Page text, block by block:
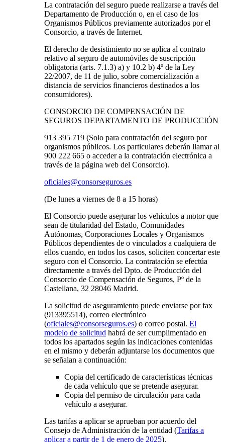
La contratación del seguro puede realizarse a través del
Departamento de Producción o, en el caso de los
Organismos Públicos previamente autorizados por el
Consorcio, a través de Internet.
El derecho de desistimiento no se aplica al contrato
relativo al seguro de automóviles de suscripción
obligatoria (arts. 7.1.3) a) y 10.2 b) 4º de la Ley
22/2007, de 11 de julio, sobre comercialización a
distancia de servicios financieros destinados a los
consumidores).
CONSORCIO DE COMPENSACIÓN DE
SEGUROS DEPARTAMENTO DE PRODUCCIÓN
913 395 719 (Solo para contratación del seguro por
organismos públicos. Los particulares deberán llamar al
900 222 665 o acceder a la contratación electrónica a
través de la página web del Consorcio).
oficiales@consorseguros.es
(De lunes a viernes de 8 a 15 horas)
El Consorcio puede asegurar los vehículos a motor que
sean de titularidad del Estado, Comunidades
Autónomas, Corporaciones Locales y Organismos
Públicos dependientes de o vinculados a cualquiera de
ellos cuando, en todos los casos, soliciten concertar este
seguro con el Consorcio. La contratación se efectúa
directamente a través del Dpto. de Producción del
Consorcio de Compensación de Seguros, Pº de la
Castellana, 32 28046 Madrid.
La solicitud de aseguramiento puede enviarse por fax
(913395514), correo electrónico
(oficiales@consorseguros.es) o correo postal. El
modelo de solicitud habrá de ser cumplimentado en
todos los apartados según las indicaciones contenidas
en el mismo y deberán adjuntarse los documentos que
se señalan a continuación:
Copia del certificado de características técnicas
de cada vehículo que se pretende asegurar.
Copia del permiso de circulación para cada
vehículo a asegurar.
Las tarifas a aplicar se aprueban por acuerdo del
Consejo de Administración de la entidad (Tarifas a
aplicar a partir de 1 de enero de 2025).